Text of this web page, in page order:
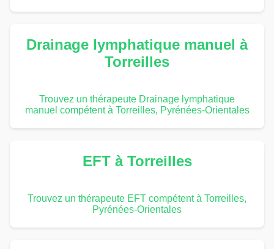
Drainage lymphatique manuel à
Torreilles
Trouvez un thérapeute Drainage lymphatique
manuel compétent à Torreilles, Pyrénées-Orientales
EFT à Torreilles
Trouvez un thérapeute EFT compétent à Torreilles,
Pyrénées-Orientales